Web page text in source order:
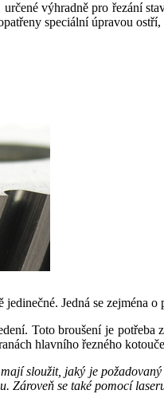
výhradně pro řezání
speciální úpravou
Jedná se
Toto broušení je
hlavního řezného
sloužit, jaký je
Zároveň se také pomocí